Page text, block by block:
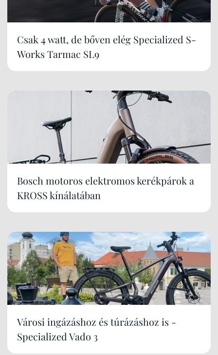
Csak 4 watt, de bőven elég Specialized S-
Works Tarmac SL9
Bosch motoros elektromos kerékpárok a
KROSS kínálatában
Városi ingázáshoz és túrázáshoz is -
Specialized Vado 3